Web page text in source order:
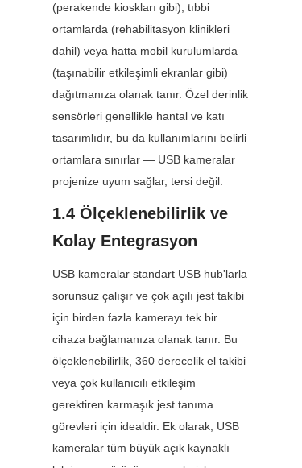
(perakende kioskları gibi), tıbbi
ortamlarda (rehabilitasyon klinikleri
dahil) veya hatta mobil kurulumlarda
(taşınabilir etkileşimli ekranlar gibi)
dağıtmanıza olanak tanır. Özel derinlik
sensörleri genellikle hantal ve katı
tasarımlıdır, bu da kullanımlarını belirli
ortamlara sınırlar — USB kameralar
projenize uyum sağlar, tersi değil.
1.4 Ölçeklenebilirlik ve
Kolay Entegrasyon
USB kameralar standart USB hub'larla
sorunsuz çalışır ve çok açılı jest takibi
için birden fazla kamerayı tek bir
cihaza bağlamanıza olanak tanır. Bu
ölçeklenebilirlik, 360 derecelik el takibi
veya çok kullanıcılı etkileşim
gerektiren karmaşık jest tanıma
görevleri için idealdir. Ek olarak, USB
kameralar tüm büyük açık kaynaklı